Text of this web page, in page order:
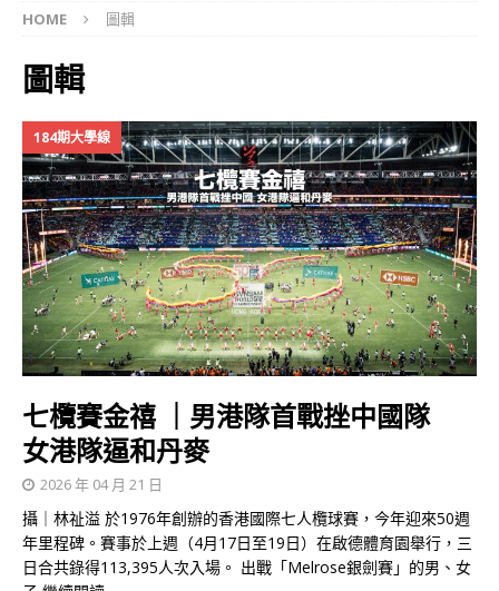
HOME 圖輯
圖輯
184期大學線
七欖賽金禧 ｜男港隊首戰挫中國隊ㅤ
女港隊逼和丹麥
2026 年 04 月 21 日
攝｜林祉溢 於1976年創辦的香港國際七人欖球賽，今年迎來50週
年里程碑。賽事於上週（4月17日至19日）在啟德體育園舉行，三
日合共錄得113,395人次入場。 出戰「Melrose銀劍賽」的男、女